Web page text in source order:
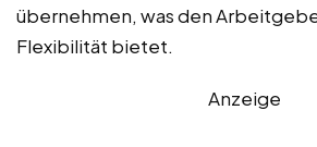
übernehmen, was den
Flexibilität bietet.
Anzeige